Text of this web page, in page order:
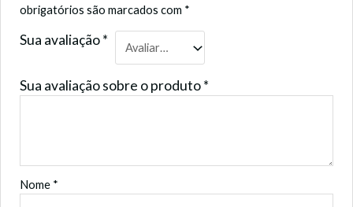
obrigatórios são marcados com *
Sua avaliação*
Sua avaliação sobre o produto*
Nome *